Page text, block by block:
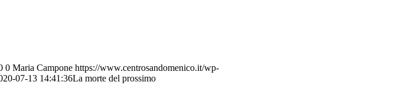
0 Maria Campone https://www.centrosandomenico.it/wp-
07-13 14:41:36La morte del prossimo